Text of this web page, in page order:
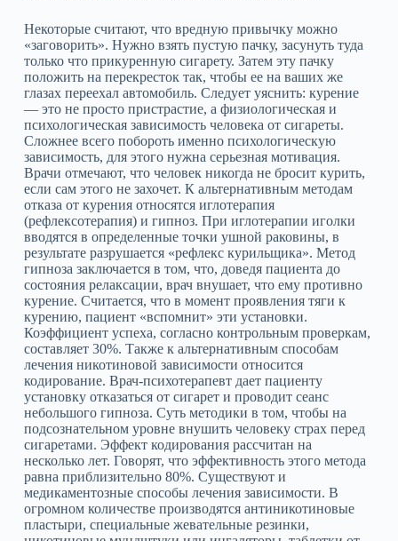
Некоторые считают, что вредную привычку можно
«заговорить». Нужно взять пустую пачку, засунуть туда
только что прикуренную сигарету. Затем эту пачку
положить на перекресток так, чтобы ее на ваших же
глазах переехал автомобиль. Следует уяснить: курение
— это не просто пристрастие, а физиологическая и
психологическая зависимость человека от сигареты.
Сложнее всего побороть именно психологическую
зависимость, для этого нужна серьезная мотивация.
Врачи отмечают, что человек никогда не бросит курить,
если сам этого не захочет. К альтернативным методам
отказа от курения относятся иглотерапия
(рефлексотерапия) и гипноз. При иглотерапии иголки
вводятся в определенные точки ушной раковины, в
результате разрушается «рефлекс курильщика». Метод
гипноза заключается в том, что, доведя пациента до
состояния релаксации, врач внушает, что ему противно
курение. Считается, что в момент проявления тяги к
курению, пациент «вспомнит» эти установки.
Коэффициент успеха, согласно контрольным проверкам,
составляет 30%. Также к альтернативным способам
лечения никотиновой зависимости относится
кодирование. Врач-психотерапевт дает пациенту
установку отказаться от сигарет и проводит сеанс
небольшого гипноза. Суть методики в том, чтобы на
подсознательном уровне внушить человеку страх перед
сигаретами. Эффект кодирования рассчитан на
несколько лет. Говорят, что эффективность этого метода
равна приблизительно 80%. Существуют и
медикаментозные способы лечения зависимости. В
огромном количестве производятся антиникотиновые
пластыри, специальные жевательные резинки,